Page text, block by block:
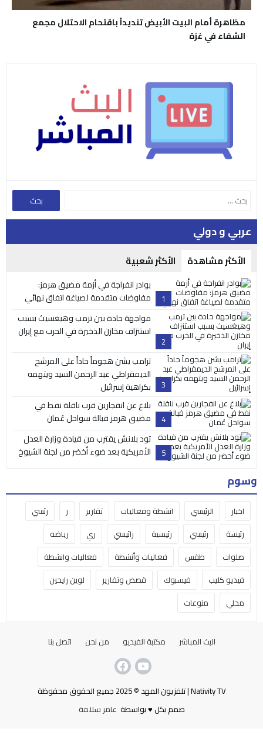
مظاهرة أمام البيت الأبيض تنديداً باقتحام الاحتلال مجمع
الشفاء في غزة
عربي و دولي
الأكثر مشاهدة الأكثر شعبية
1
بوادر انفراجة في أزمة مضيق هرمز:
مفاوضات متقدمة لصياغة اتفاق نهائي
2
مواجهة حادة بين ترمب وهيغسيث بسبب
استنزاف مخازن الذخيرة في الحرب مع إيران
3
ترامب يشن هجوماً حاداً على المرشح
الديمقراطي عبد الرحمن السيد ويتهمه
بكراهية إسرائيل
4
بلاغ عن انفجارين قرب ناقلة نفط في
مضيق هرمز قبالة سواحل عُمان
5
تود بلانش يقترب من قيادة وزارة العدل
الأمريكية بعد ضوء أخضر من لجنة الشيوخ
وسوم
اخبار الرئيسي انشطة وفعاليات تقارير ر
رئسي
رئيسة
رئيسي رئيسية رائيسي ري
رياضه
صلوات
طقس فعاليات وأنشطة
فعاليات وانشطة
فيديو كليب
فيسبوك قصص وتقارير
لوين رايحين
محلي
منوعات
البث المباشر مكتبة الفيديو من نحن اتصل بنا
Nativity TV | تلفزيون المهد © 2025 جميع الحقوق محفوظة
صمم بكل ♥ بواسطة عامر سلامة